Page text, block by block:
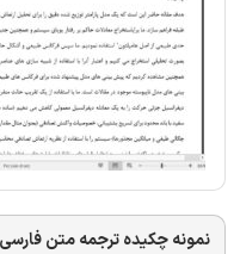
نمونه چکیده ترجمه متن فارسی